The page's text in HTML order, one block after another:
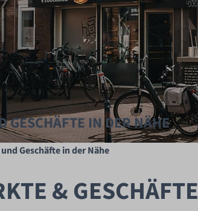
GESCHÄFTE IN DER NÄHE
Geschäfte in der Nähe
& GESCHÄFTE